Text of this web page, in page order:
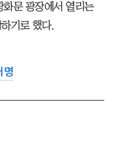
문 광장에서 열리는
기로 했다.
명